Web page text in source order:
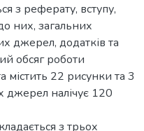
з реферату, вступу,
них, загальних
джерел, додатків та
обсяг роботи
містить 22 рисунки та 3
джерел налічує 120
з трьох